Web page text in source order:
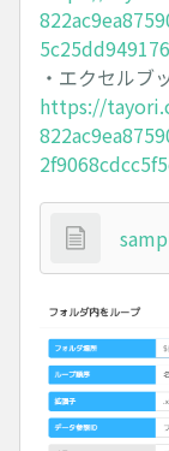
・エクセルブ
https://